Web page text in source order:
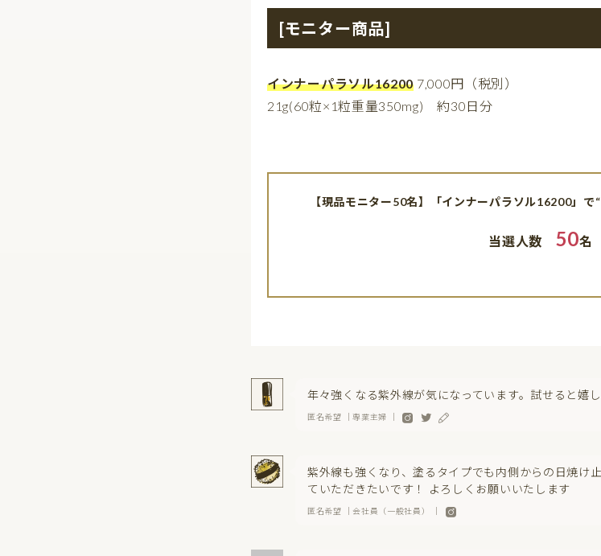
[モニター商品]
インナーパラソル16200 7,000円（税別）
21g(60粒×1粒重量350mg) 約30日分
【現品モニター50名】「インナーパラソル16200」で
当選人数 50名
年々強くなる紫外線が気になっています。試せると嬉し
匿名希望 ｜専業主婦 ｜
紫外線も強くなり、塗るタイプでも内側からの日焼け
ていただきたいです！ よろしくお願いいたします
匿名希望 ｜会社員（一般社員） ｜